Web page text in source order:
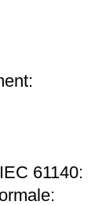
61140: